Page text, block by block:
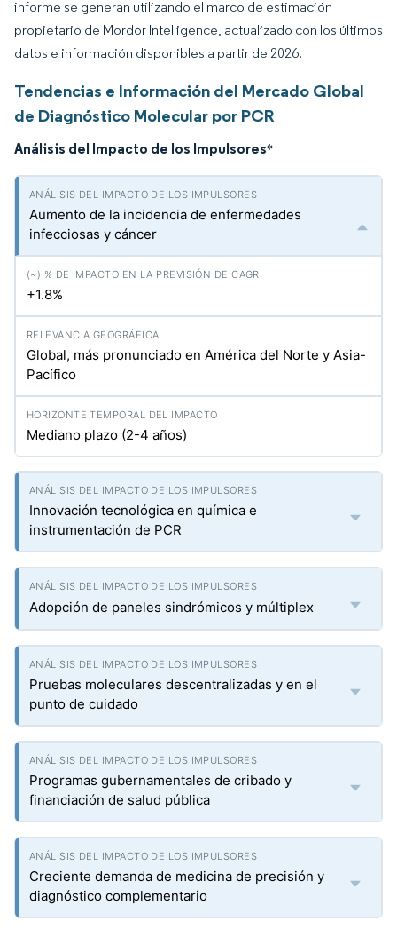
informe se generan utilizando el marco de estimación
propietario de Mordor Intelligence, actualizado con los últimos
datos e información disponibles a partir de 2026.
Tendencias e Información del Mercado Global
de Diagnóstico Molecular por PCR
Análisis del Impacto de los Impulsores*
Aumento de la incidencia de enfermedades
infecciosas y cáncer
+1.8%
Global, más pronunciado en América del Norte y Asia-
Pacífico
Mediano plazo (2-4 años)
Innovación tecnológica en química e
instrumentación de PCR
Adopción de paneles sindrómicos y múltiplex
Pruebas moleculares descentralizadas y en el
punto de cuidado
Programas gubernamentales de cribado y
financiación de salud pública
Creciente demanda de medicina de precisión y
diagnóstico complementario